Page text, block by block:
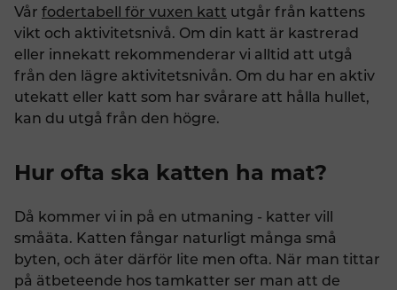
Vår fodertabell för vuxen katt utgår från kattens
vikt och aktivitetsnivå. Om din katt är kastrerad
eller innekatt rekommenderar vi alltid att utgå
från den lägre aktivitetsnivån. Om du har en aktiv
utekatt eller katt som har svårare att hålla hullet,
kan du utgå från den högre.
Hur ofta ska katten ha mat?
Då kommer vi in på en utmaning - katter vill
småäta. Katten fångar naturligt många små
byten, och äter därför lite men ofta. När man tittar
på ätbeteende hos tamkatter ser man att de